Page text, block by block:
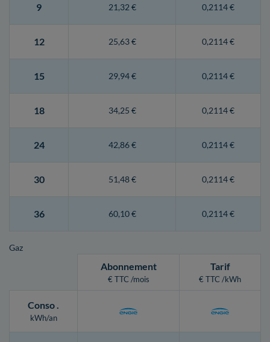
9 21,32 € 0,2114 €
12 25,63 € 0,2114 €
15 29,94 € 0,2114 €
18 34,25 € 0,2114 €
24 42,86 € 0,2114 €
30 51,48 € 0,2114 €
36 60,10 € 0,2114 €
Gaz
Abonnement
€ TTC /mois
Tarif
€ TTC /kWh
Conso.
kWh/an